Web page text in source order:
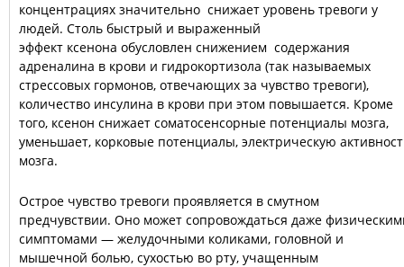
концентрациях значительно снижает уровень тревоги у
людей. Столь быстрый и выраженный
эффект ксенона обусловлен снижением содержания
адреналина в крови и гидрокортизола (так называемых
стрессовых гормонов, отвечающих за чувство тревоги),
количество инсулина в крови при этом повышается. Кроме
того, ксенон снижает соматосенсорные потенциалы мозга,
уменьшает, корковые потенциалы, электрическую
мозга.
Острое чувство тревоги проявляется в смутном
предчувствии. Оно может сопровождаться даже
симптомами — желудочными коликами, головной и
мышечной болью, сухостью во рту, учащенным